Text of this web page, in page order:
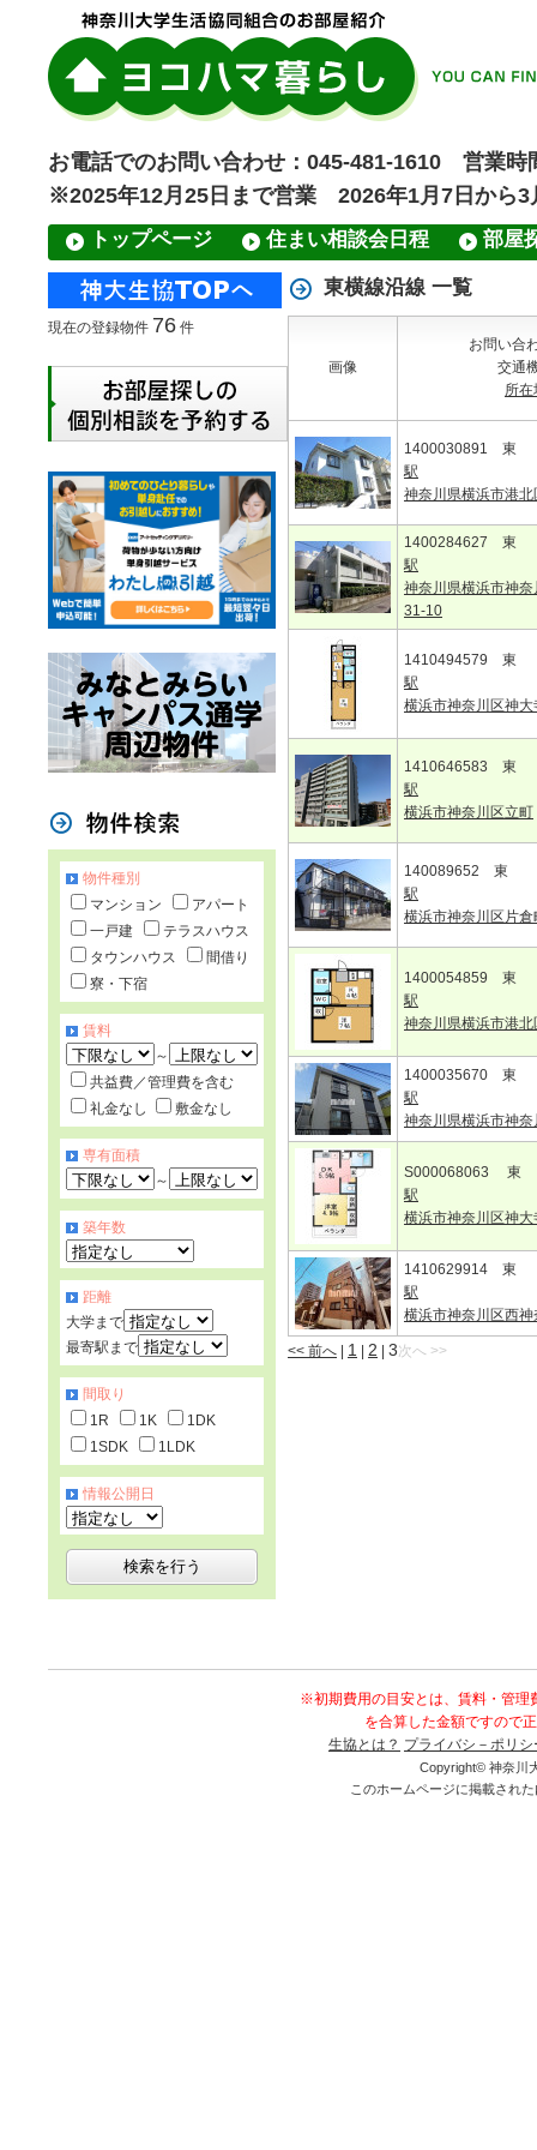
お電話でのお問い合わせ：045-481-1610 営
※2025年12月25日まで営業 2026年1月7日から
トップページ 住まい相談会日程 部屋
東横線沿線 一覧
画像
お問い合
交通
所在
1400030891 東
駅
神奈川県横浜市港
1400284627 東
駅
神奈川県横浜市神
31-10
1410494579 東
駅
横浜市神奈川区神
1410646583 東
駅
横浜市神奈川区立町
140089652 東
駅
横浜市神奈川区片
1400054859 東
駅
神奈川県横浜市港
1400035670 東
駅
神奈川県横浜市神
S000068063 東
駅
横浜市神奈川区神
1410629914 東
駅
横浜市神奈川区西
<< 前へ 1 2 3次へ >>
現在の登録物件 76 件
物件種別
マンション
アパート
一戸建
テラスハウス
タウンハウス
間借り
寮・下宿
賃料
～
共益費／管理費を含む
礼金なし
敷金なし
専有面積
～
築年数
距離
大学まで
最寄駅まで
間取り
1R
1K
1DK
1SDK
1LDK
情報公開日
※初期費用の目安とは、賃料・管理
を合算した金額ですので
生協とは？ プライバシ－ポリシ
Copyright© 神奈川
このホームページに掲載され